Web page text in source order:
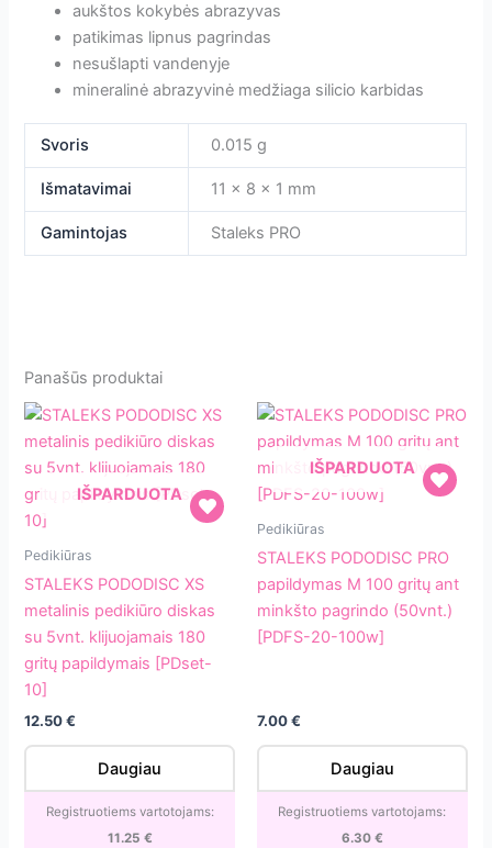
aukštos kokybės abrazyvas
patikimas lipnus pagrindas
nesušlapti vandenyje
mineralinė abrazyvinė medžiaga silicio karbidas
Svoris 0.015 g
Išmatavimai 11 × 8 × 1 mm
Gamintojas Staleks PRO
Panašūs produktai
STALEKS
diskas
5vnt.
gritų
papildymais
IŠPARDUOTA
Pedikiūras
STALEKS PODODISC XS
metalinis pedikiūro diskas
su 5vnt. klijuojamais 180
gritų papildymais [PDset-
10]
12.50€
Daugiau
Registruotiems vartotojams:
11.25 €
STALEKS
papildymas
M
minkšto
[PDFS-
IŠPARDUOTA
Pedikiūras
STALEKS PODODISC PRO
papildymas M 100 gritų ant
minkšto pagrindo (50vnt.)
[PDFS-20-100w]
7.00€
Daugiau
Registruotiems vartotojams:
6.30 €